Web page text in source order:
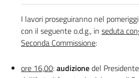
I lavori proseguiranno nel
con il seguente o.d.g., in seduta
Seconda Commissione:
ore 16,00:audizionedel